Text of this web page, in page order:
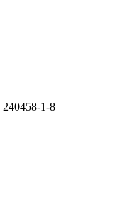
240458-1-8